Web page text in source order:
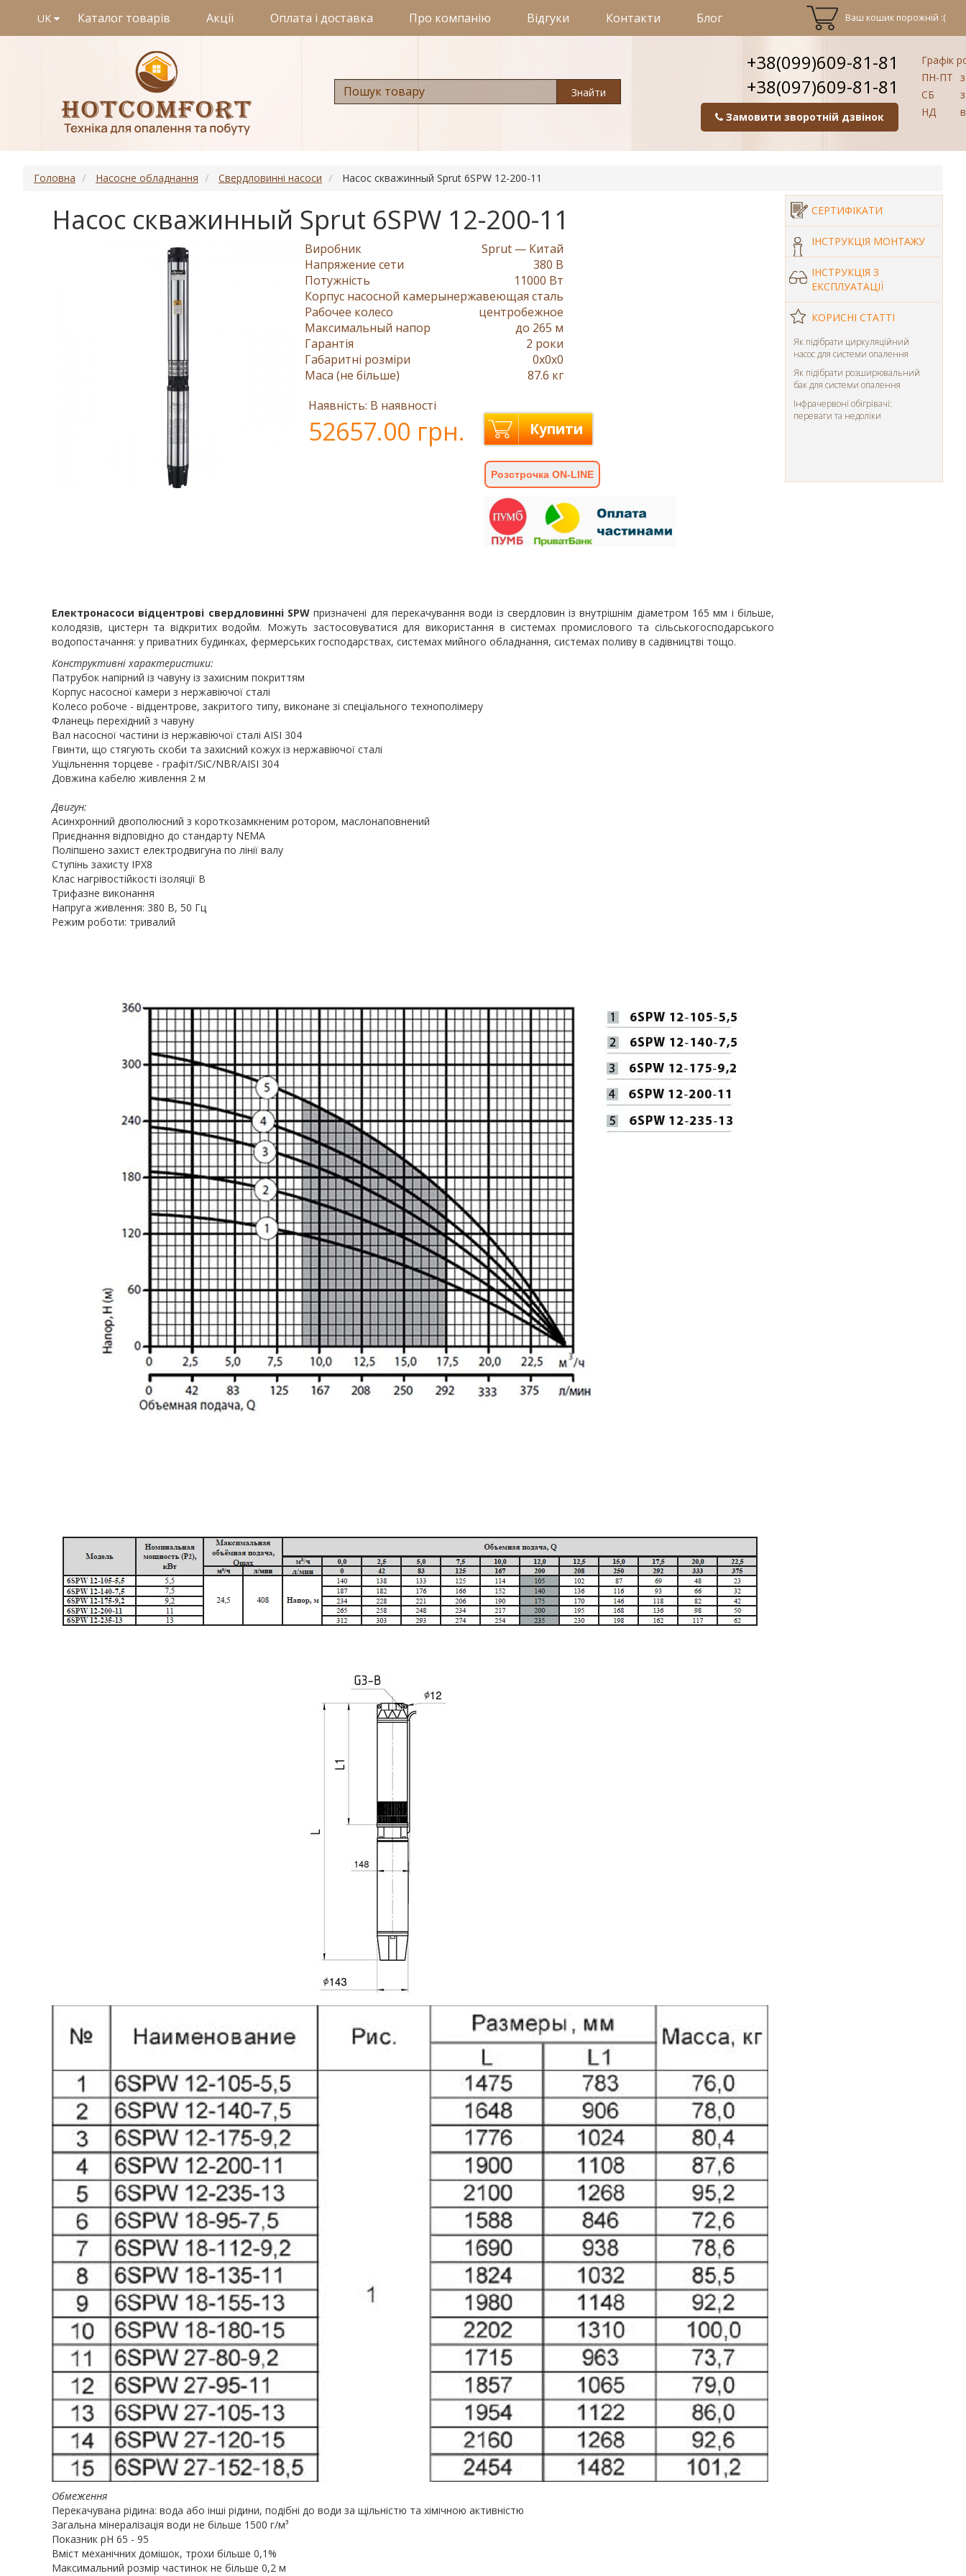
UK Каталог товарів Акції Оплата і доставка Про компанію Відгуки Контакти Блог Ваш кошик порожній :(
Знайти
+38(099)609-81-81
+38(097)609-81-81
Замовити зворотній дзвінок
Графік
ПН-ПТ
СБ
НД
Головна Насосне обладнання Свердловинні насоси Насос скважинный Sprut 6SPW 12-200-11
Насос скважинный Sprut 6SPW 12-200-11
Виробник
Sprut — Китай
Напряжение сети
380 В
Потужність
11000 Вт
Корпус насосной камерынержавеющая сталь
Рабочее колесо
центробежное
Максимальный напор
до 265 м
Гарантія
2 роки
Габаритні розміри
0x0x0
Маса (не більше)
87.6 кг
Наявність: В наявності
52657.00 грн. Купити
Розстрочка ON-LINE
СЕРТИФІКАТИ
ІНСТРУКЦІЯ МОНТАЖУ
ІНСТРУКЦІЯ З
ЕКСПЛУАТАЦІЇ
КОРИСНІ СТАТТІ
Як підібрати циркуляційний
насос для системи опалення
Як підібрати розширювальний
бак для системи опалення
Інфрачервоні обігрівачі:
переваги та недоліки
Електронасоси відцентрові свердловинні SPWпризначені для перекачування води із свердловин із внутрішнім діаметром 165 мм і більше,
колодязів, цистерн та відкритих водойм. Можуть застосовуватися для використання в системах промислового та сільськогосподарського
водопостачання: у приватних будинках, фермерських господарствах, системах мийного обладнання, системах поливу в садівництві тощо.
Конструктивні характеристики:
Патрубок напірний із чавуну із захисним покриттям
Корпус насосної камери з нержавіючої сталі
Колесо робоче - відцентрове, закритого типу, виконане зі спеціального технополімеру
Фланець перехідний з чавуну
Вал насосної частини із нержавіючої сталі AISI 304
Гвинти, що стягують скоби та захисний кожух із нержавіючої сталі
Ущільнення торцеве - графіт/SiC/NBR/AISI 304
Довжина кабелю живлення 2 м
Двигун:
Асинхронний двополюсний з короткозамкненим ротором, маслонаповнений
Приєднання відповідно до стандарту NEMA
Поліпшено захист електродвигуна по лінії валу
Ступінь захисту IPХ8
Клас нагрівостійкості ізоляції В
Трифазне виконання
Напруга живлення: 380 В, 50 Гц
Режим роботи: тривалий
Обмеження
Перекачувана рідина: вода або інші рідини, подібні до води за щільністю та хімічною активністю
Загальна мінералізація води не більше 1500 г/м³
Показник рН 65 - 95
Вміст механічних домішок, трохи більше 0,1%
Максимальний розмір частинок не більше 0,2 м